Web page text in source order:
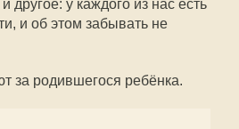
другое: у каждого из нас есть
и об этом забывать не
за родившегося ребёнка.